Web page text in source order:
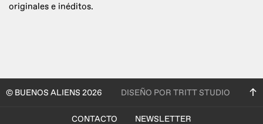
originales e inéditos.
© BUENOS ALIENS 2026 DISEÑO POR TRITT STUDIO
CONTACTO NEWSLETTER